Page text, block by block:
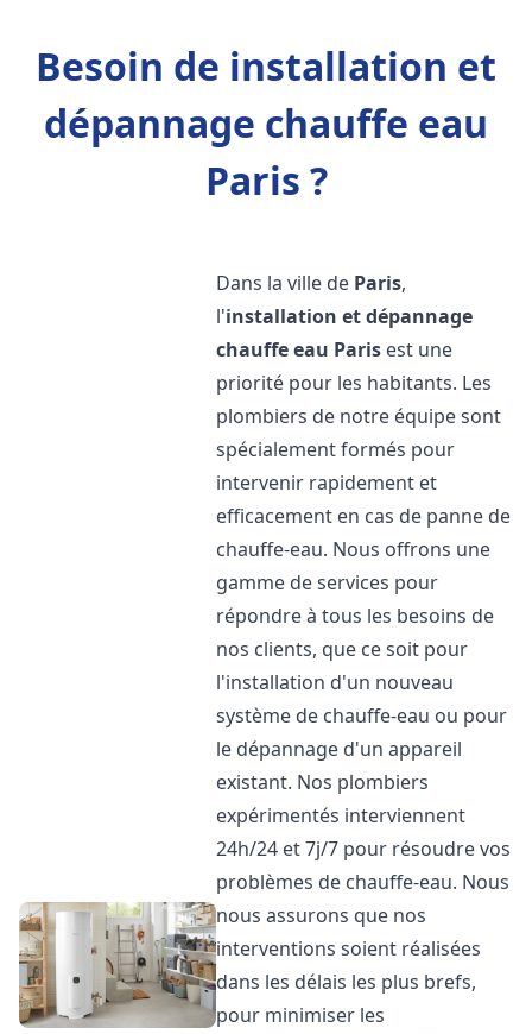
Besoin de installation et
dépannage chauffe eau
Paris ?
Dans la ville de Paris,
l'installation et dépannage
chauffe eau Paris est une
priorité pour les habitants. Les
plombiers de notre équipe sont
spécialement formés pour
intervenir rapidement et
efficacement en cas de panne de
chauffe-eau. Nous offrons une
gamme de services pour
répondre à tous les besoins de
nos clients, que ce soit pour
l'installation d'un nouveau
système de chauffe-eau ou pour
le dépannage d'un appareil
existant. Nos plombiers
expérimentés interviennent
24h/24 et 7j/7 pour résoudre vos
problèmes de chauffe-eau. Nous
nous assurons que nos
interventions soient réalisées
dans les délais les plus brefs,
pour minimiser les